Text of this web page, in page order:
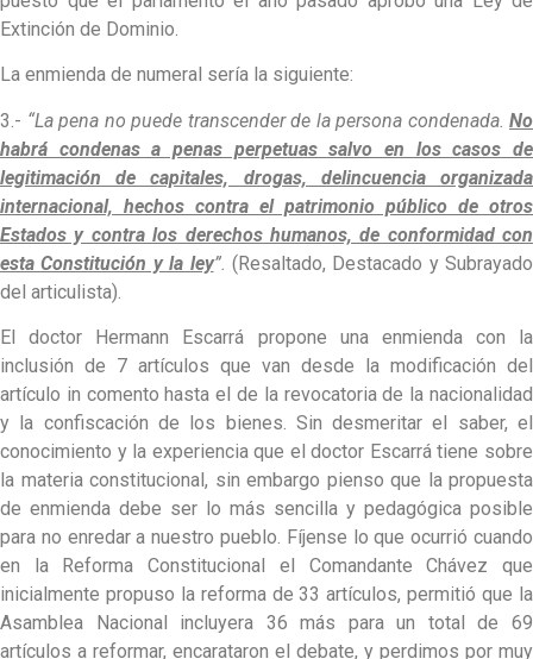
Extinción de Dominio.
La enmienda de numeral sería la siguiente:
3.- “La pena no puede transcender de la persona condenada. No
habrá condenas a penas perpetuas salvo en los casos de
legitimación de capitales, drogas, delincuencia organizada
internacional, hechos contra el patrimonio público de otros
Estados y contra los derechos humanos, de conformidad con
esta Constitución y la ley”. (Resaltado, Destacado y Subrayado
del articulista).
El doctor Hermann Escarrá propone una enmienda con la
inclusión de 7 artículos que van desde la modificación del
artículo in comento hasta el de la revocatoria de la nacionalidad
y la confiscación de los bienes. Sin desmeritar el saber, el
conocimiento y la experiencia que el doctor Escarrá tiene sobre
la materia constitucional, sin embargo pienso que la propuesta
de enmienda debe ser lo más sencilla y pedagógica posible
para no enredar a nuestro pueblo. Fíjense lo que ocurrió cuando
en la Reforma Constitucional el Comandante Chávez que
inicialmente propuso la reforma de 33 artículos, permitió que la
Asamblea Nacional incluyera 36 más para un total de 69
artículos a reformar, encarataron el debate, y perdimos por muy